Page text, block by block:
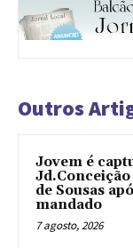
Outros
Jovem é
de Sousas
mandado
7 agosto, 2026